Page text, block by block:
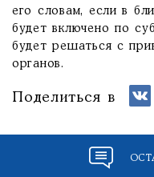
его словам, если в
будет включено по
будет решаться с
органов.
Поделиться в